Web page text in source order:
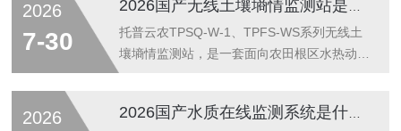
重与碰撞按粒径分层，得机械稳定性团聚体
（MST）分布。湿筛法：样品转入充去离子
水的同规格筛组，...
—原状柱状样—根系土样全采样目的的国产化
野外取土装备族。其定位不是“铁锹+塑料
袋”的农具升级，而是把NY/T1121.1《土壤检
全国土壤普查野外采样规范落到物理工具上的
2026
7-30
托普云农TPSQ-W-1、TPFS-WS系列无线土
壤墒情监测站，是一套面向农田根区水热动态
替代烘干法/中子仪等离散破坏性取土、打通
2026